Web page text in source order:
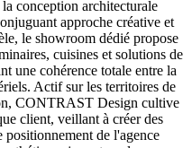
conception architecturale
approche créative et
le showroom dédié propose
cuisines et solutions de
une cohérence totale entre la
Actif sur les territoires de
CONTRAST Design cultive
client, veillant à créer des
de l'agence